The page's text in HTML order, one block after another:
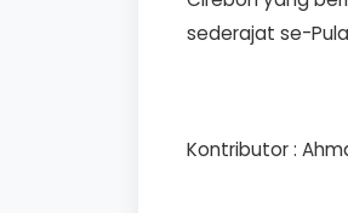
sederajat se-
Kontributor :